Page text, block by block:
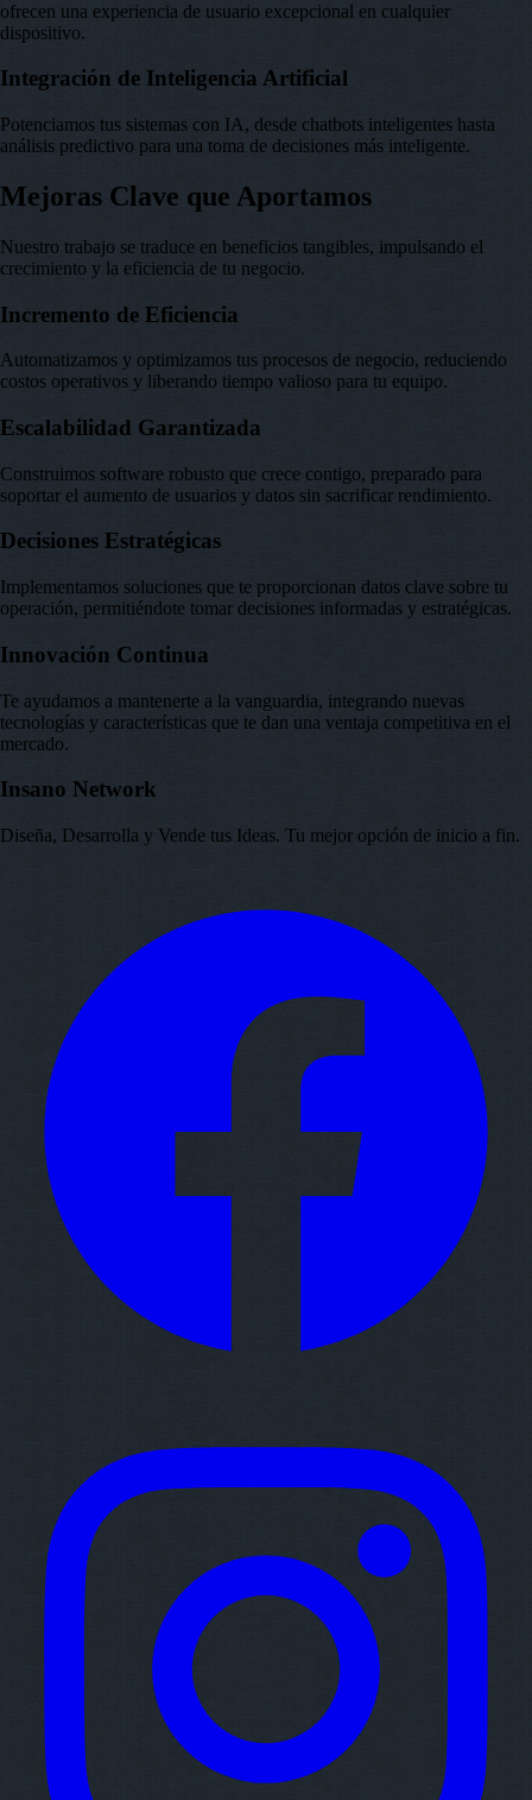
ofrecen una experiencia de usuario excepcional en cualquier
dispositivo.
Integración de Inteligencia Artificial
Potenciamos tus sistemas con IA, desde chatbots inteligentes hasta
análisis predictivo para una toma de decisiones más inteligente.
Mejoras Clave que Aportamos
Nuestro trabajo se traduce en beneficios tangibles, impulsando el
crecimiento y la eficiencia de tu negocio.
Incremento de Eficiencia
Automatizamos y optimizamos tus procesos de negocio, reduciendo
costos operativos y liberando tiempo valioso para tu equipo.
Escalabilidad Garantizada
Construimos software robusto que crece contigo, preparado para
soportar el aumento de usuarios y datos sin sacrificar rendimiento.
Decisiones Estratégicas
Implementamos soluciones que te proporcionan datos clave sobre tu
operación, permitiéndote tomar decisiones informadas y estratégicas.
Innovación Continua
Te ayudamos a mantenerte a la vanguardia, integrando nuevas
tecnologías y características que te dan una ventaja competitiva en el
mercado.
Insano Network
Diseña, Desarrolla y Vende tus Ideas. Tu mejor opción de inicio a fin.